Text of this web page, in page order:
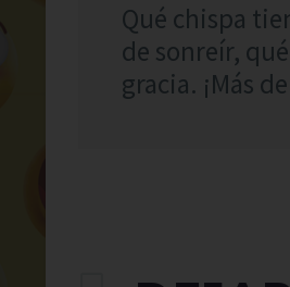
Qué chispa
de sonreír,
gracia. ¡Más